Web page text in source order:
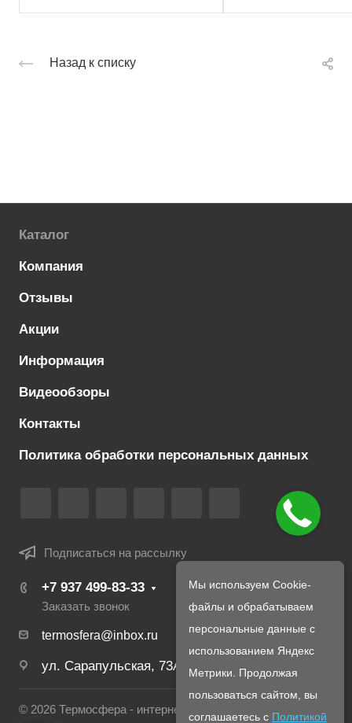
Назад к списку
Каталог
Компания
Отзывы
Акции
Информация
Видеообзоры
Контакты
Политика обработки персональных данных
Подписаться на рассылку
+7 937 499-83-33
Заказать звонок
termosfera@inbox.ru
ул. Сарапульская, 73А
© 2026 Термосфера - интернет магазин печей и
Мы используем Cookie-
файлы и обрабатываем
персональные данные с
использованием Яндекс
Метрики. Продолжая
пользоваться сайтом, вы
соглашаетесь с Политикой